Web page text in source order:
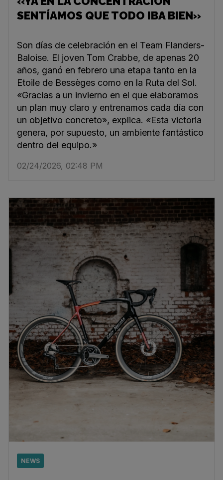
SENTÍAMOS QUE TODO IBA BIEN»
Son días de celebración en el Team Flanders-
Baloise. El joven Tom Crabbe, de apenas 20
años, ganó en febrero una etapa tanto en la
Etoile de Bessèges como en la Ruta del Sol.
«Gracias a un invierno en el que elaboramos
un plan muy claro y entrenamos cada día con
un objetivo concreto», explica. «Esta victoria
genera, por supuesto, un ambiente fantástico
dentro del equipo.»
02/24/2026, 02:48 PM
NEWS